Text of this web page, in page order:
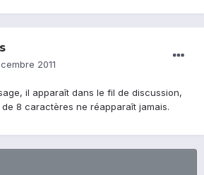
2011
il apparaît dans le fil de discussion,
8 caractères ne réapparaît jamais.